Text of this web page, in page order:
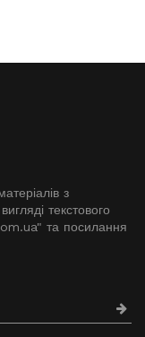
з
текстового
та посилання